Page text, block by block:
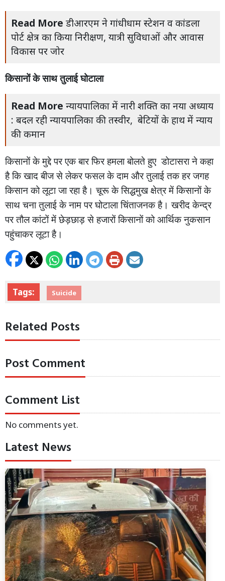
Read More डीआरएम ने गांधीधाम स्टेशन व कांडला
पोर्ट क्षेत्र का किया निरीक्षण, यात्री सुविधाओं और आवास
विकास पर जोर
किसानों के साथ तुलाई घोटाला
Read More न्यायपालिका में नारी शक्ति का नया अध्याय
: बदल रही न्यायपालिका की तस्वीर, बेटियों के हाथ में न्याय
की कमान
किसानों के मुद्दे पर एक बार फिर हमला बोलते हुए डोटासरा ने कहा
है कि खाद बीज से लेकर फसल के दाम और तुलाई तक हर जगह
किसान को लूटा जा रहा है। चूरू के सिद्धमुख क्षेत्र में किसानों के
साथ चना तुलाई के नाम पर घोटाला चिंताजनक है। खरीद केन्द्र
पर तौल कांटों में छेड़छाड़ से हजारों किसानों को आर्थिक नुकसान
पहुंचाकर लूटा है।
Tags: Suicide
Related Posts
Post Comment
Comment List
No comments yet.
Latest News